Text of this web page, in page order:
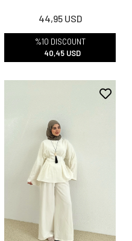
44,95 USD
%10 DISCOUNT
40,45 USD